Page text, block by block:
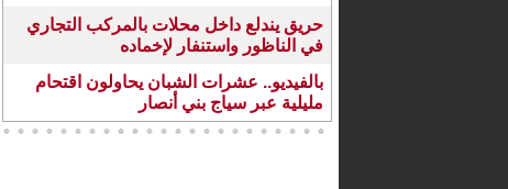
حريق يندلع داخل محلات بالمركب التجاري
في الناظور واستنفار لإخماده
بالفيديو.. عشرات الشبان يحاولون اقتحام
مليلية عبر سياج بني أنصار